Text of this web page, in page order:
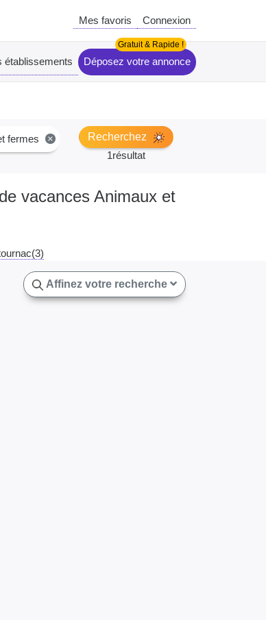
Mes favoris Connexion
établissements Déposez votre annonce
×
fermes
Recherchez
1résultat
vacances Animaux et
Affinez votre recherche